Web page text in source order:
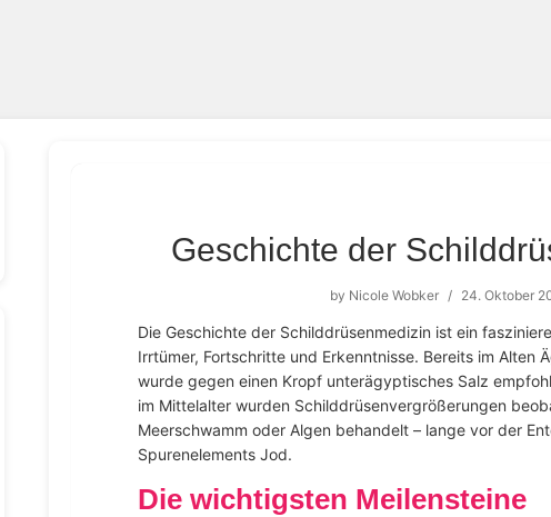
Geschichte der
by Nicole Wobker / 24. Oktober
Die Geschichte der Schilddrüsenmedizin ist ein
Irrtümer, Fortschritte und Erkenntnisse. Bereits im Alten
wurde gegen einen Kropf unterägyptisches Salz
im Mittelalter wurden Schilddrüsenvergrößerungen
Meerschwamm oder Algen behandelt – lange vor der
Spurenelements Jod.
Die wichtigsten Meilensteine